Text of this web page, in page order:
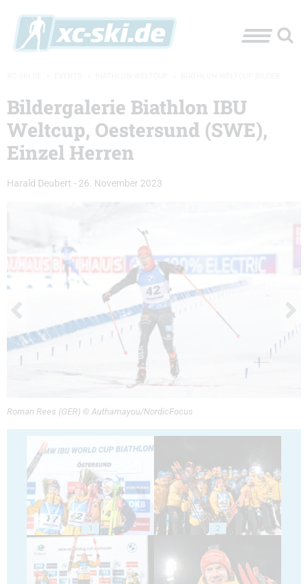
Bildergalerie Biathlon IBU
Weltcup, Oestersund (SWE),
Einzel Herren
Harald Deubert - 26. November 2023
Roman Rees (GER) © Authamayou/NordicFocus
1 2